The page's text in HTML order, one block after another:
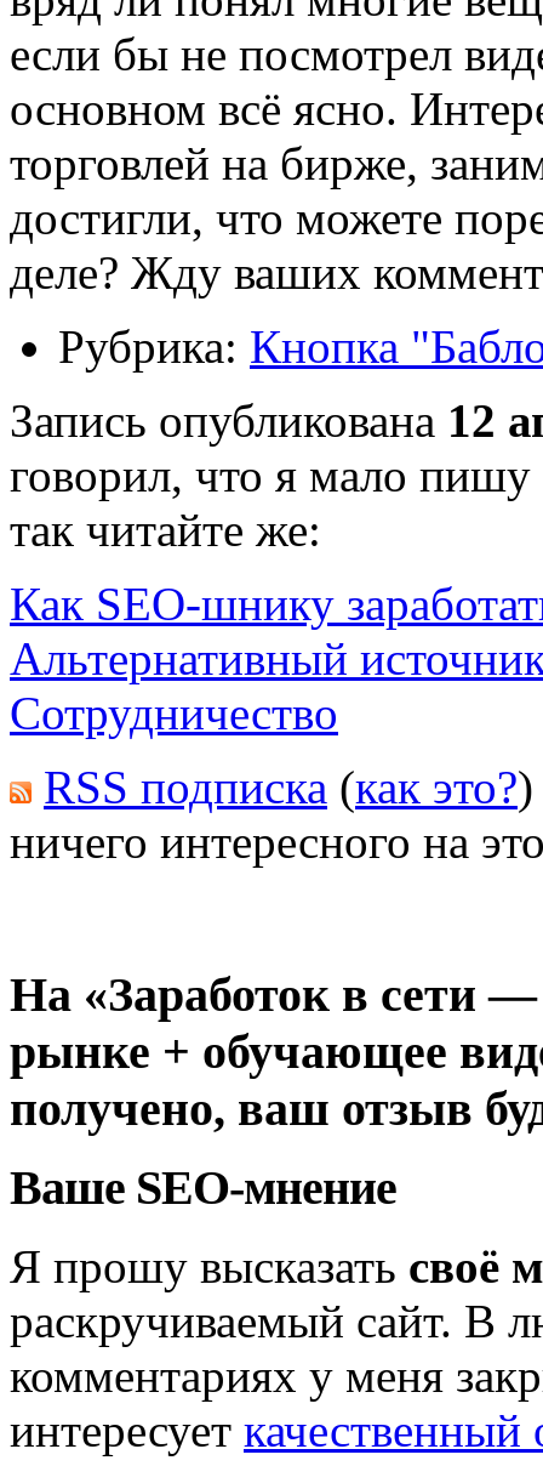
если бы не посмотрел
основном всё ясно.
торговлей на бирже,
достигли, что можете
деле? Жду ваших
Рубрика: Кнопка
Запись опубликована 12
говорил, что я мало пишу
так читайте же:
Как SEO-шнику
Альтернативный
Сотрудничество
RSS подписка (как это?)
ничего интересного на
На «Заработок в сети
рынке + обучающее
получено, ваш отзыв
Ваше SEO-мнение
Я прошу высказать своё
раскручиваемый сайт. В
комментариях у меня
интересует